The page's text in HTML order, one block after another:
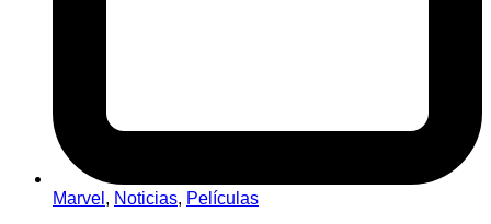
Marvel , Noticias, Películas